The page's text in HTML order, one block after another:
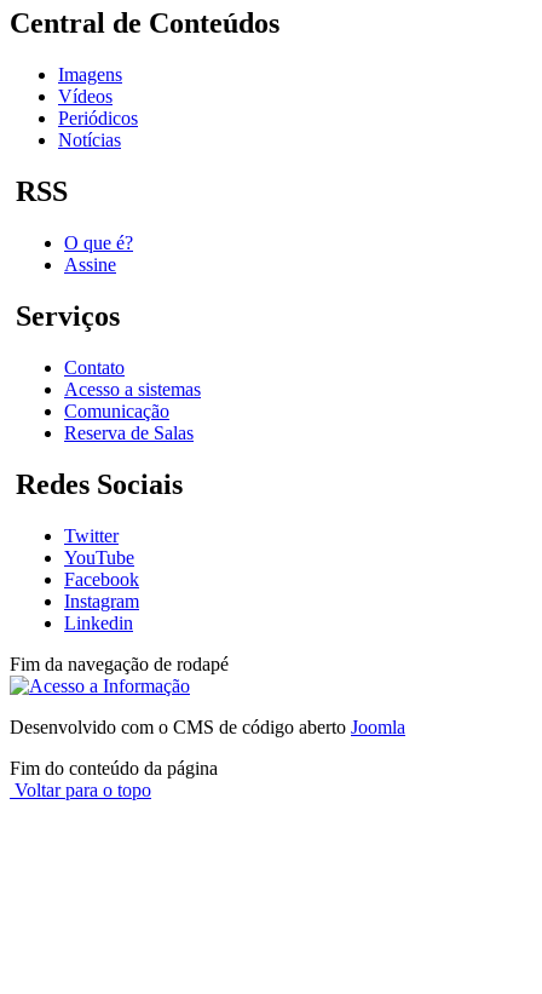
Central de Conteúdos
Imagens
Vídeos
Periódicos
Notícias
RSS
O que é?
Assine
Serviços
Contato
Acesso a sistemas
Comunicação
Reserva de Salas
Redes Sociais
Twitter
YouTube
Facebook
Instagram
Linkedin
Fim da navegação de rodapé
Desenvolvido com o CMS de código aberto Joomla
Fim do conteúdo da página
Voltar para o topo